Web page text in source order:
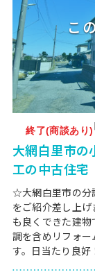
終了(商談あり)
大網白里市の
工の中古住宅
☆大網白里市の分
をご紹介差し上
も良くできた建
調を含めリフォー
す。日当たり良好